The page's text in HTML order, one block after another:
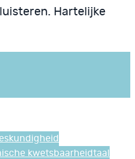
Hartelijke
kwetsbaarheidtaal